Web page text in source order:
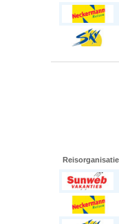
Reisorganisatie